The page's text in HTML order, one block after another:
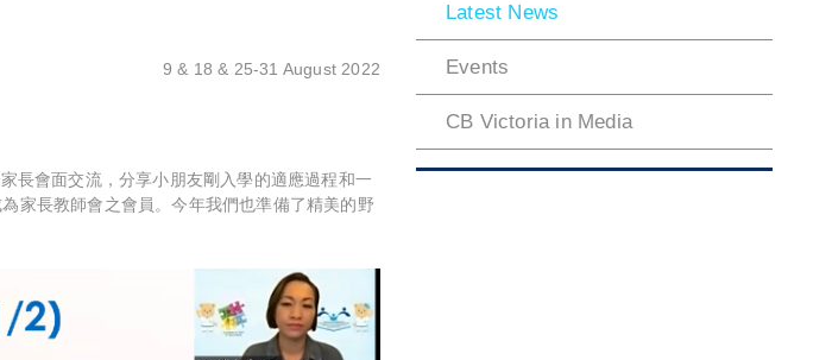
9 & 18 & 25-31 August 2022
長會面交流，分享小朋友剛入學的適應過程和一
家長教師會之會員。今年我們也準備了精美的野
Latest News
Events
CB Victoria in Media